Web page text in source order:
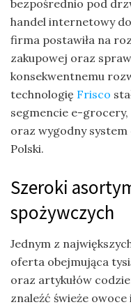
bezpośrednio pod
handel internetowy
firma postawiła na
zakupowej oraz
konsekwentnemu
technologię Frisco
segmencie e-
oraz wygodny
Polski.
Szeroki
spożywczych
Jednym z
oferta obejmująca
oraz artykułów
znaleźć świeże owoce